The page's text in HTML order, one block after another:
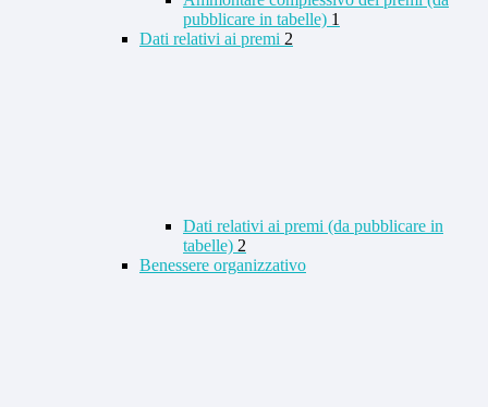
pubblicare in tabelle) 1
Dati relativi ai premi 2
Dati relativi ai premi (da pubblicare in
tabelle) 2
Benessere organizzativo